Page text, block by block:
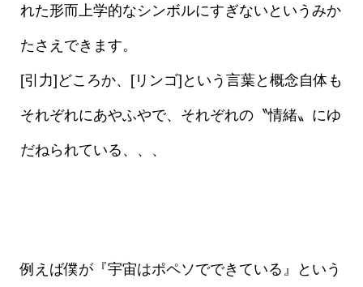
れた形而上学的なシンボルにすぎないというみか
たさえできます。
[引力]どころか、[リンゴ]という言葉と概念自体も
それぞれにあやふやで、それぞれの〝情緒〟にゆ
だねられている、、、
例えば僕が『宇宙はポペソでできている』という